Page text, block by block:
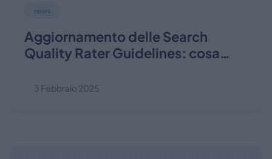
news
Aggiornamento delle Search
Quality Rater Guidelines: cosa
content marketing?
3 Febbraio 2025